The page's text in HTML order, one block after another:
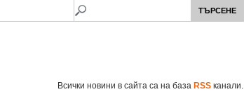
Всички новини в сайта са на база RSS канали.